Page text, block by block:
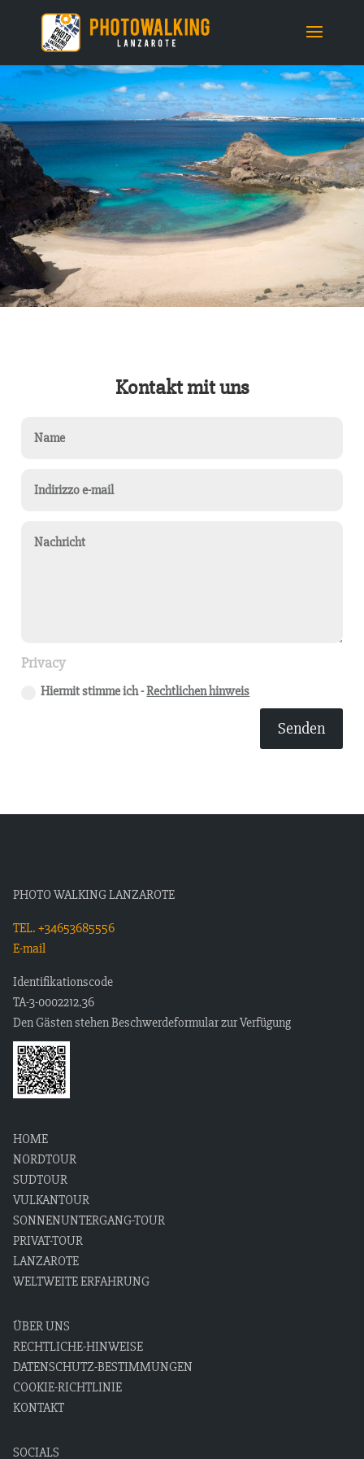
Kontakt mit uns
Privacy
Hiermit stimme ich -Rechtlichen hinweis
Senden
PHOTO WALKING LANZAROTE
TEL. +34653685556
E-mail
Identifikationscode
TA-3-0002212.36
Den Gästen stehen Beschwerdeformular zur Verfügung
HOME
NORDTOUR
SUDTOUR
VULKANTOUR
SONNENUNTERGANG-TOUR
PRIVAT-TOUR
LANZAROTE
WELTWEITE ERFAHRUNG
ÜBER UNS
RECHTLICHE-HINWEISE
DATENSCHUTZ-BESTIMMUNGEN
COOKIE-RICHTLINIE
KONTAKT
SOCIALS